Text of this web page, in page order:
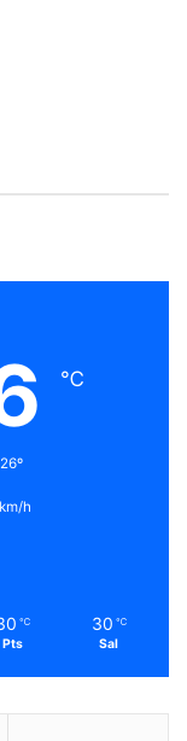
℃
h
℃
Pts
30 ℃
Sal